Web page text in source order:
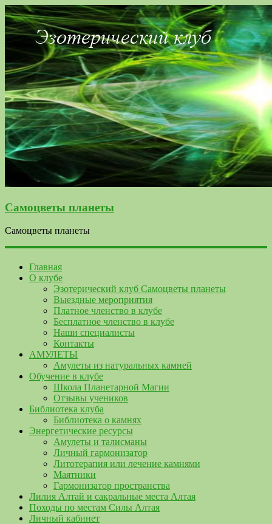
Самоцветы планеты
Самоцветы планеты
Главная
О клубе
Эзотерический клуб Самоцветы планеты
Выездные мероприятия
Платное членство в клубе
Бесплатное членство в клубе
Наши специалисты
Контакты
АМУЛЕТЫ
Амулеты из натуральных камней
Обучение в клубе
Школа Планетарной Магии
Отзывы учеников
Библиотека клуба
Библиотека о камнях
Энергетические ресурсы
Амулеты и талисманы
Личный гармонизатор
Литотерапия или лечение камнями
Маятники
Гармонизатор пространства
Лилия Алтай и сакральные места Алтая
Походы по местам Силы Алтая
Личный кабинет